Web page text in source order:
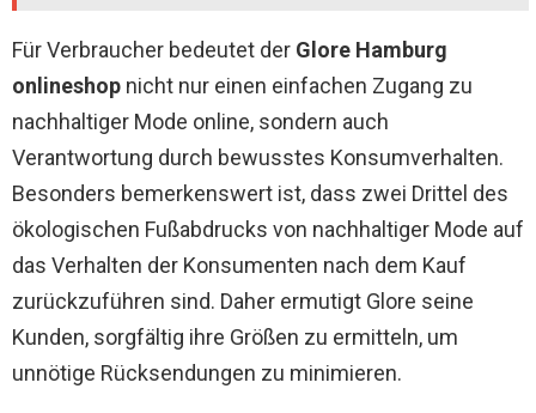
Für Verbraucher bedeutet der Glore Hamburg
onlineshop nicht nur einen einfachen Zugang zu
nachhaltiger Mode online, sondern auch
Verantwortung durch bewusstes Konsumverhalten.
Besonders bemerkenswert ist, dass zwei Drittel des
ökologischen Fußabdrucks von nachhaltiger Mode auf
das Verhalten der Konsumenten nach dem Kauf
zurückzuführen sind. Daher ermutigt Glore seine
Kunden, sorgfältig ihre Größen zu ermitteln, um
unnötige Rücksendungen zu minimieren.